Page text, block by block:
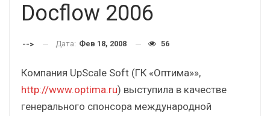
Docflow 2006
--> Дата: Фев 18, 2008 56
Компания UpScale Soft (ГК «Оптима»»,
http://www.optima.ru) выступила в качестве
генерального спонсора международной